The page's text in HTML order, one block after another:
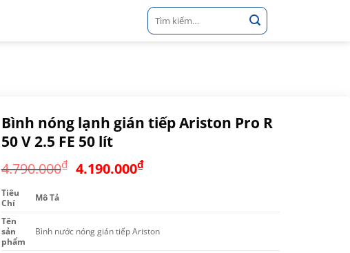
Tìm
kiếm:
Bình nóng lạnh gián tiếp Ariston Pro R
50 V 2.5 FE 50 lít
4.790.000₫ Giá
4.190.000₫Giá
4.190.000₫.
Tiêu
Chí
Mô Tả
Tên
sản
phẩm
Bình nước nóng gián tiếp Ariston